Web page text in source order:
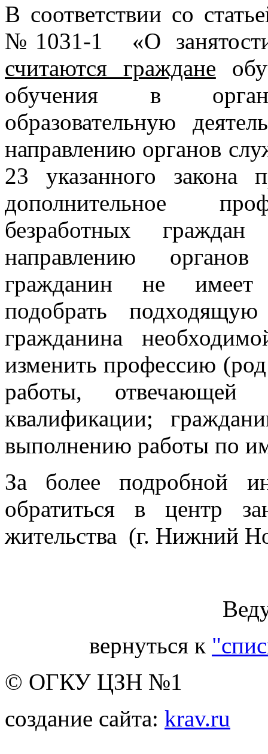
В соответствии со
№1031-1 «О
считаются граждане
обучения в
образовательную
направлению органов
23 указанного закона
дополнительное
безработных
направлению
гражданин не имеет
подобрать
гражданина
изменить профессию (род
работы,
квалификации;
выполнению работы по
За более подробной
обратиться в центр
жительства (г. Нижний
вернуться к
© ОГКУ ЦЗН №1
создание сайта: krav.ru